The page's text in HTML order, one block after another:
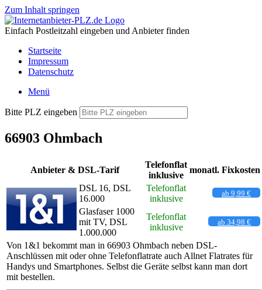
Zum Inhalt springen
Einfach Postleitzahl eingeben und Anbieter finden
Startseite
Impressum
Datenschutz
Menü
Bitte PLZ eingeben
66903 Ohmbach
Anbieter & DSL-Tarif
Telefonflat
inklusive
monatl. Fixkosten
DSL 16, DSL
16.000
Telefonflat
inklusive
ab 9,99 €
Glasfaser 1000
mit TV, DSL
1.000.000
Telefonflat
inklusive
ab 34,98 €
Von 1&1 bekommt man in 66903 Ohmbach neben DSL-
Anschlüssen mit oder ohne Telefonflatrate auch Allnet Flatrates für
Handys und Smartphones. Selbst die Geräte selbst kann man dort
mit bestellen.